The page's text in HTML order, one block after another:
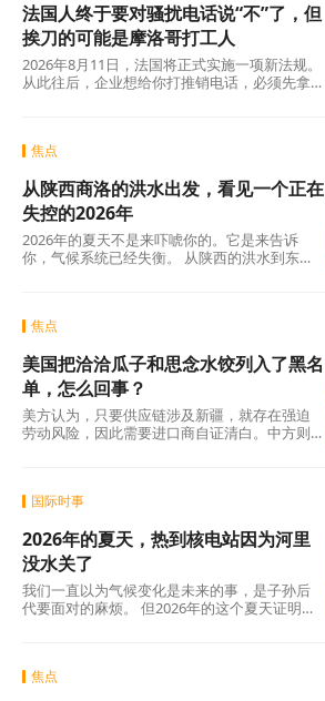
法国人终于要对骚扰电话说“不”了，但
挨刀的可能是摩洛哥打工人
2026年8月11日，法国将正式实施一项新法规。
从此往后，企业想给你打推销电话，必须先拿
费者协会UFC-Que Choisir的调查更扎心：97%
的人说每天都会在手机上接到此类电话。可以
说，全法国几乎找不到一个没被骚扰电话烦过
的人。
焦点
从陕西商洛的洪水出发，看见一个正在
失控的2026年
2026年的夏天不是来吓唬你的。它是来告诉
你，气候系统已经失衡。 从陕西的洪水到东北
焦点
美国把洽洽瓜子和思念水饺列入了黑名
单，怎么回事？
美方认为，只要供应链涉及新疆，就存在强迫
劳动风险，因此需要进口商自证清白。中方则
国际时事
2026年的夏天，热到核电站因为河里
没水关了
我们一直以为气候变化是未来的事，是子孙后
代要面对的麻烦。 但2026年的这个夏天证明：
说室外没法待了。
焦点